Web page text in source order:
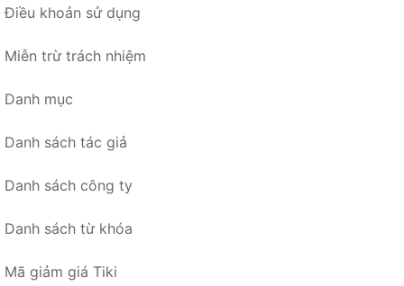
Điều khoản sử dụng
Miễn trừ trách nhiệm
Danh mục
Danh sách tác giả
Danh sách công ty
Danh sách từ khóa
Mã giảm giá Tiki